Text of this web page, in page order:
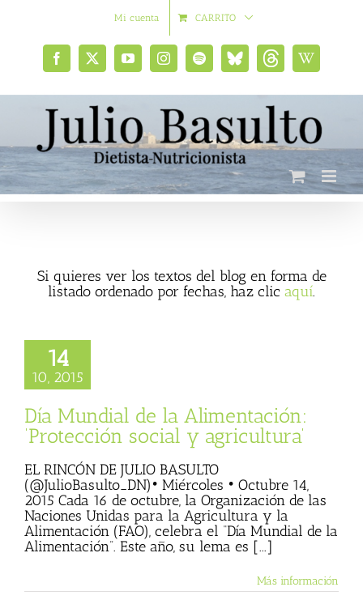
Mi cuenta CARRITO
Facebook
X YouTubeInstagramSpotifyBluesky
social
ThreadsWikipedia
Si quieres ver los textos del blog en forma de
listado ordenado por fechas, haz clic aquí.
14
10, 2015
‘Protección
y agricultura’
Textos de Julio
Basulto
Día Mundial de la Alimentación:
‘Protección social y agricultura’
EL RINCÓN DE JULIO BASULTO
(@JulioBasulto_DN)• Miércoles • Octubre 14,
2015 Cada 16 de octubre, la Organización de las
Naciones Unidas para la Agricultura y la
Alimentación (FAO), celebra el “Día Mundial de la
Alimentación”. Este año, su lema es [...]
Más información